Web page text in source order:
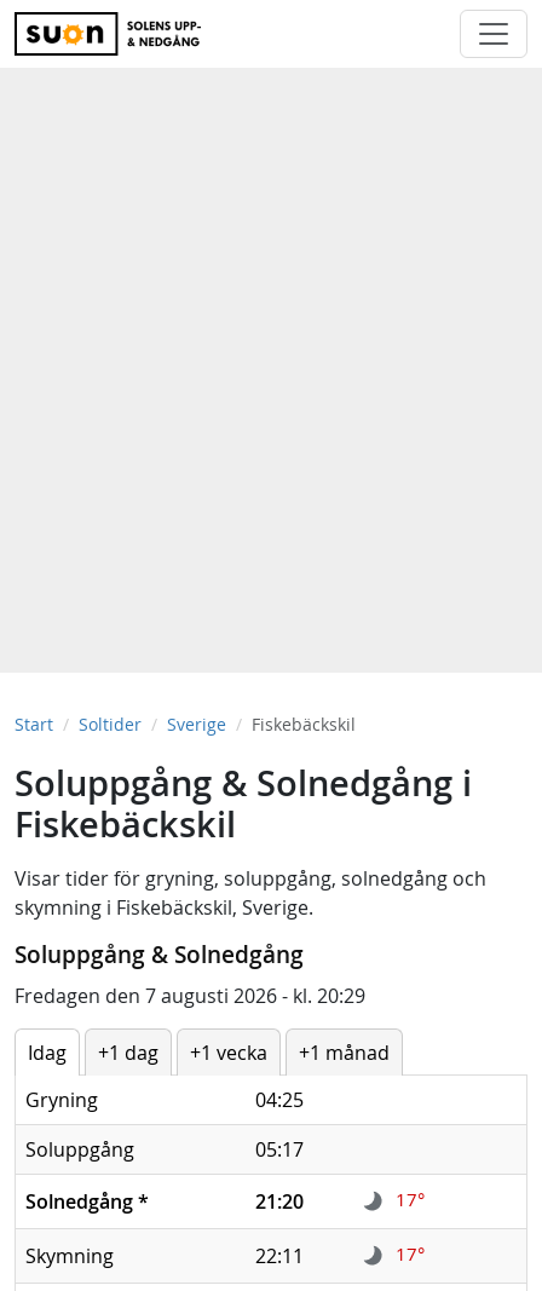
Start Soltider Sverige Fiskebäckskil
Soluppgång & Solnedgång i
Fiskebäckskil
Visar tider för gryning, soluppgång, solnedgång och
skymning i Fiskebäckskil, Sverige.
Soluppgång & Solnedgång
Fredagen den 7 augusti 2026 - kl. 20:29
Idag +1 dag +1 vecka
+1 månad
Gryning
04:25
Soluppgång
05:17
Solnedgång* 21:20 17°
Skymning 22:11 17°